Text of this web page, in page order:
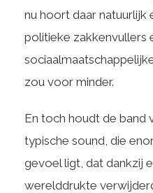
nu hoort daar natuurlijk
politieke zakkenvullers
zou voor minder.
En toch houdt de band
typische sound, die
gevoel ligt, dat dankzij
werelddrukte